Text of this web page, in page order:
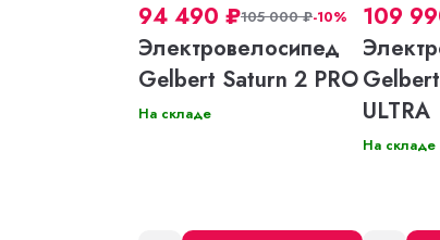
94 490 ₽105 000₽-10%
Электровелосипед
Gelbert Saturn 2 PRO
На складе
109
ULTRA
На складе